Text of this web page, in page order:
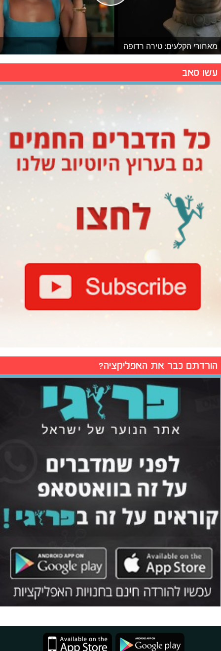
מאחורי הקלעים: טירה רדופה
עשו סאב
הורדתם כבר את האפליקציה?